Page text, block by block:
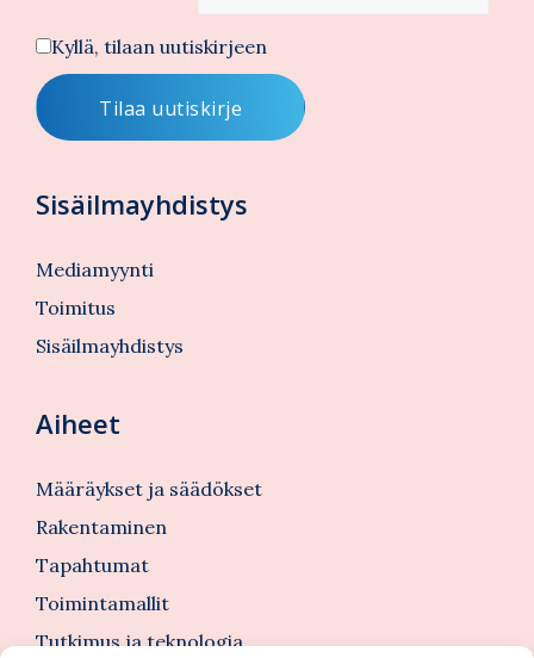
Kyllä, tilaan uutiskirjeen
Sisäilmayhdistys
Mediamyynti
Toimitus
Sisäilmayhdistys
Aiheet
Määräykset ja säädökset
Rakentaminen
Tapahtumat
Toimintamallit
Tutkimus ja teknologia